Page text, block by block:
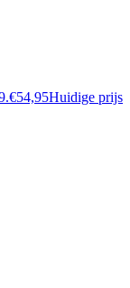
€54,95Huidige prijs